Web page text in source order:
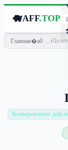
🐗AFF.TOP
Главная ›
Конверсионное